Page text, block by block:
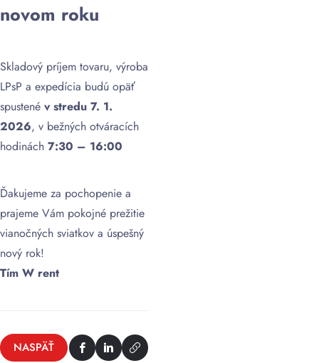
novom roku
Skladový príjem tovaru, výroba
LPsP a expedícia budú opäť
spustené v stredu 7. 1.
2026, v bežných otváracích
hodinách 7:30 – 16:00
Ďakujeme za pochopenie a
prajeme Vám pokojné prežitie
vianočných sviatkov a úspešný
nový rok!
Tím W rent
NASPÄŤ